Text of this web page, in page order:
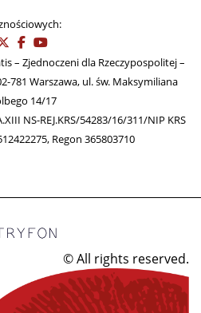
– Zjednoczeni dla Rzeczypospolitej –
781 Warszawa, ul. św. Maksymiliana
14/17
NS-REJ.KRS/54283/16/311/NIP KRS
Regon 365803710
© All rights reserved.